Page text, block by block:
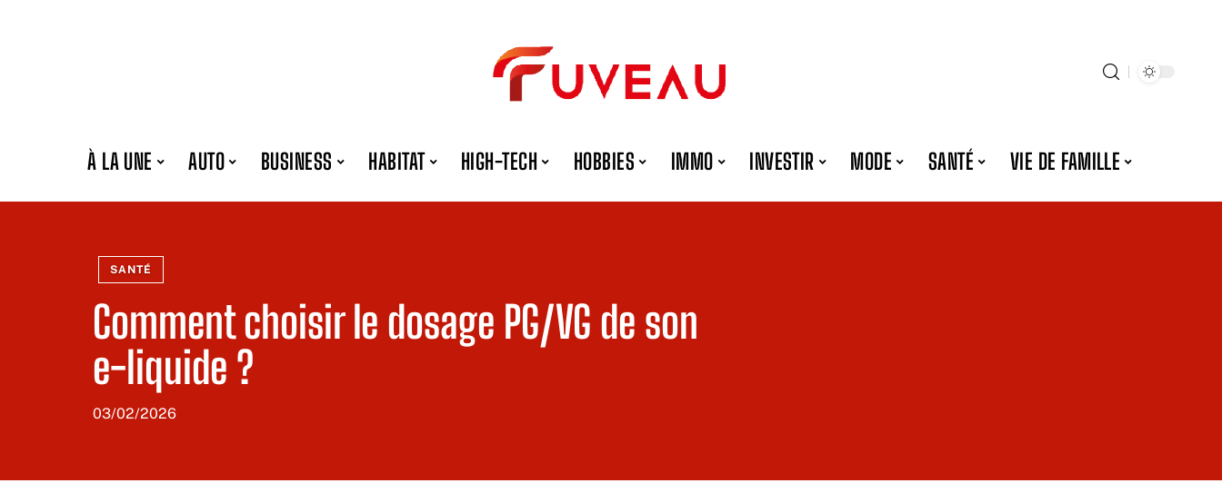
À LA UNE AUTO BUSINESS HABITAT HIGH-TECH HOBBIES IMMO INVESTIR MODE SANTÉ VIE DE FAMILLE
SANTÉ
Comment choisir le dosage PG/VG de son
e-liquide ?
03/02/2026